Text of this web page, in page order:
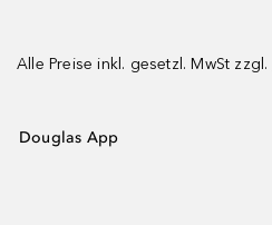
Alle Preise inkl. gesetzl. MwSt zzgl.
Douglas App